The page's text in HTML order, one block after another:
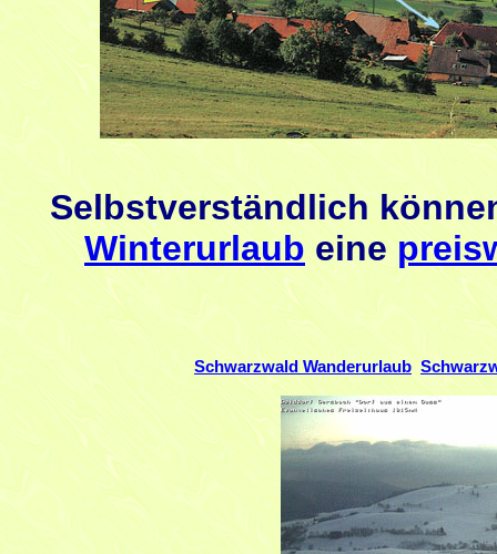
Selbstverständlich
Winterurlaubeine
Schwarzwald Wanderurlaub